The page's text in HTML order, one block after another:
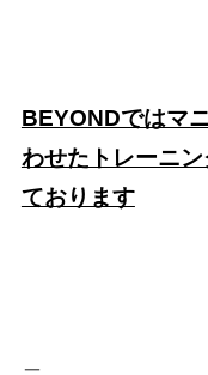
BEYONDではマ
わせたトレーニ
ております